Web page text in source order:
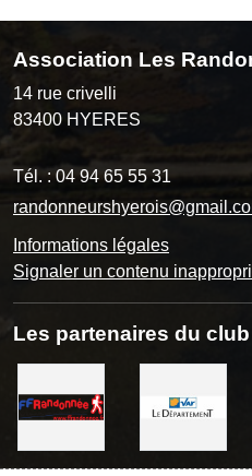
Association Les
14 rue crivelli
83400 HYERES
Tél. : 04 94 65 55 31
Informations légales
Signaler un contenu
Les partenaires du club